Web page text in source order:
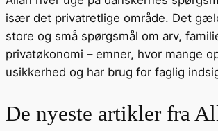
især det privatretlige område. Det
store og små spørgsmål om arv,
privatøkonomi – emner, hvor mange
usikkerhed og har brug for faglig
De nyeste artikler fra